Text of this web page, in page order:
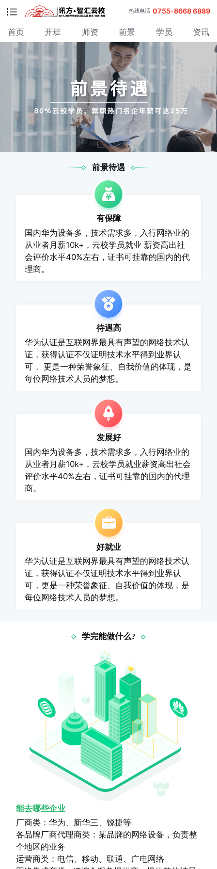
热线电话 0755-8668 6889
首页 开班 师资 前景 学员 资讯
前景待遇
有保障
国内华为设备多，技术需求多，入行网络业的
从业者月薪10k+，云校学员就业 薪资高出社
会评价水平40%左右，证书可挂靠的国内的代
理商。
待遇高
华为认证是互联网界最具有声望的网络技术认
证，获得认证不仅证明技术水平得到业界认
可， 更是一种荣誉象征、自我价值的体现，是
每位网络技术人员的梦想。
发展好
国内华为设备多，技术需求多，入行网络业的
从业者月薪10k+，云校学员就业薪资高出社会
评价水平40%左右，证书可挂靠的国内的代理
商。
好就业
华为认证是互联网界最具有声望的网络技术认
证，获得认证不仅证明技术水平得到业界认
可，更是一种荣誉象征、自我价值的体现，是
每位网络技术人员的梦想。
学完能做什么?
能去哪些企业
厂商类：华为、新华三、锐捷等
各品牌厂商代理商类：某品牌的网络设备，负责整
个地区的业务
运营商类：电信、移动、联通、广电网络